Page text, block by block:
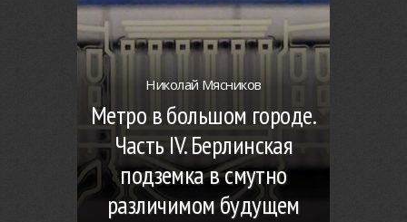
Николай Мясников
Метро в большом городе.
Часть IV. Берлинская
подземка в смутно
различимом будущем